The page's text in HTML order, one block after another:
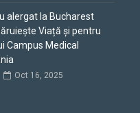
alergat la Bucharest
Viață și pentru
Campus Medical
Oct 16, 2025